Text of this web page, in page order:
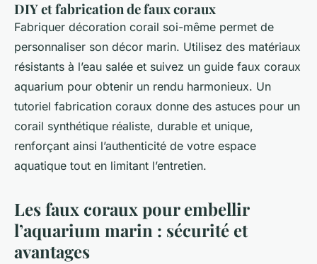
DIY et fabrication de faux coraux
Fabriquer décoration corail soi-même permet de
personnaliser son décor marin. Utilisez des matériaux
résistants à l’eau salée et suivez un guide faux coraux
aquarium pour obtenir un rendu harmonieux. Un
tutoriel fabrication coraux donne des astuces pour un
corail synthétique réaliste, durable et unique,
renforçant ainsi l’authenticité de votre espace
aquatique tout en limitant l’entretien.
Les faux coraux pour embellir
l’aquarium marin : sécurité et
avantages